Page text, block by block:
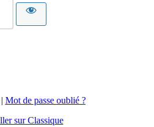
| Mot de passe oublié ?
sur Classique